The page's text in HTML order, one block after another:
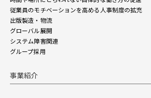
従業員のモチベーションを高める人事制度の拡充
出版製造・物流
グローバル展開
システム障害関連
グループ採用
事業紹介